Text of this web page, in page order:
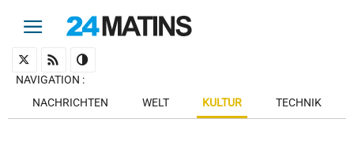
NAVIGATION :
NACHRICHTEN
WELT KULTUR TECHNIK